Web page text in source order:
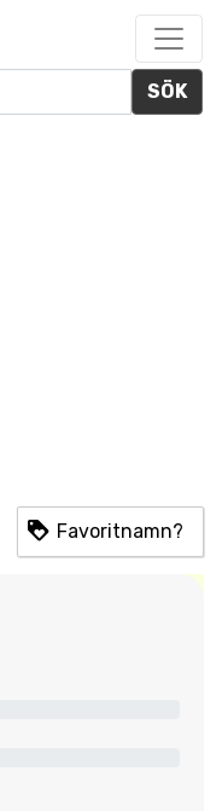
SÖK
Favoritnamn?